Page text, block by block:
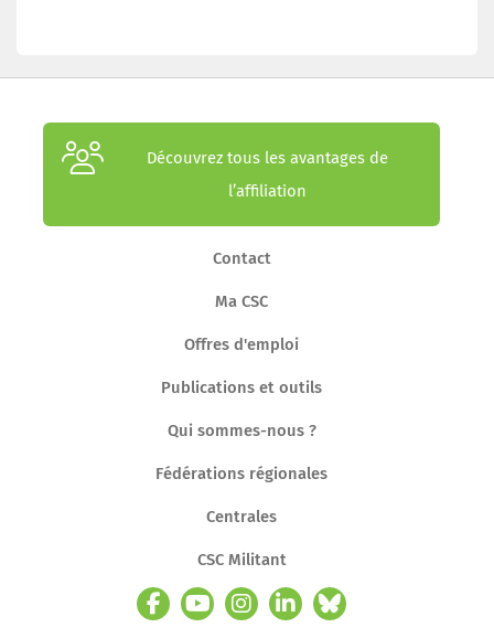
Découvrez tous les avantages de
l’affiliation
Contact
Ma CSC
Offres d'emploi
Publications et outils
Qui sommes-nous ?
Fédérations régionales
Centrales
CSC Militant